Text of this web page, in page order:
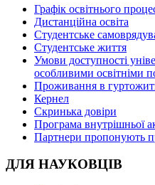
Графік освітнього
Дистанційна освіта
Студентське
Студентське життя
Умови доступності
особливими освітніми
Проживання в
Кернел
Скринька довіри
Програма внутрішньої
Партнери пропонують
ДЛЯ НАУКОВЦІВ